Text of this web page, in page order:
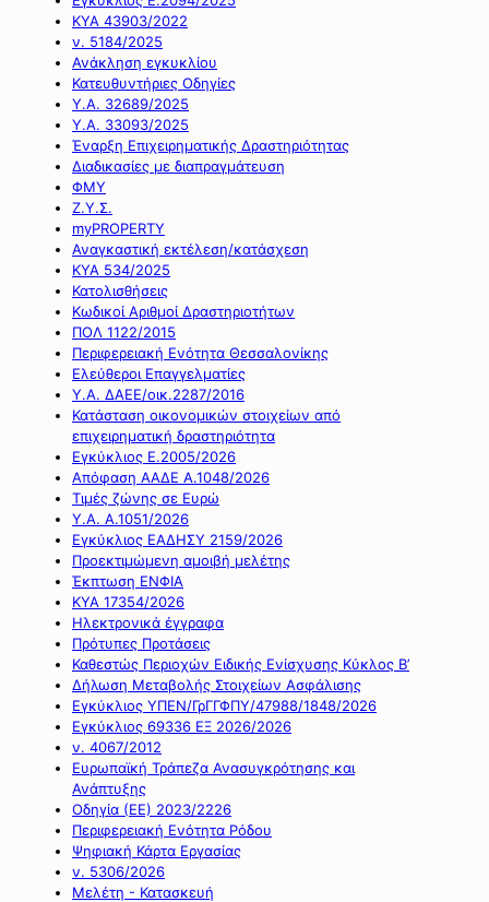
ΚΥΑ 43903/2022
ν. 5184/2025
Ανάκληση εγκυκλίου
Κατευθυντήριες Οδηγίες
Υ.Α. 32689/2025
Υ.Α. 33093/2025
Έναρξη Επιχειρηματικής Δραστηριότητας
Διαδικασίες με διαπραγμάτευση
ΦΜΥ
Ζ.Υ.Σ.
myPROPERTY
Αναγκαστική εκτέλεση/κατάσχεση
ΚΥΑ 534/2025
Κατολισθήσεις
Κωδικοί Αριθμοί Δραστηριοτήτων
ΠΟΛ 1122/2015
Περιφερειακή Ενότητα Θεσσαλονίκης
Ελεύθεροι Επαγγελματίες
Υ.Α. ΔΑΕΕ/οικ.2287/2016
Κατάσταση οικονομικών στοιχείων από
επιχειρηματική δραστηριότητα
Εγκύκλιος Ε.2005/2026
Απόφαση ΑΑΔΕ Α.1048/2026
Τιμές ζώνης σε Ευρώ
Υ.Α. Α.1051/2026
Εγκύκλιος ΕΑΔΗΣΥ 2159/2026
Προεκτιμώμενη αμοιβή μελέτης
Έκπτωση ΕΝΦΙΑ
ΚΥΑ 17354/2026
Ηλεκτρονικά έγγραφα
Πρότυπες Προτάσεις
Καθεστώς Περιοχών Ειδικής Ενίσχυσης Κύκλος Β’
Δήλωση Μεταβολής Στοιχείων Ασφάλισης
Εγκύκλιος ΥΠΕΝ/ΓρΓΓΦΠΥ/47988/1848/2026
Εγκύκλιος 69336 ΕΞ 2026/2026
ν. 4067/2012
Ευρωπαϊκή Τράπεζα Ανασυγκρότησης και
Ανάπτυξης
Οδηγία (ΕΕ) 2023/2226
Περιφερειακή Ενότητα Ρόδου
Ψηφιακή Κάρτα Εργασίας
ν. 5306/2026
Μελέτη - Κατασκευή